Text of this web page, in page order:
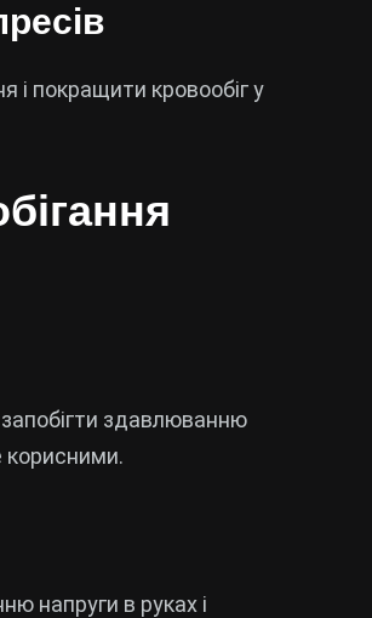
і покращити кровообіг у
запобігти здавлюванню
корисними.
напруги в руках і